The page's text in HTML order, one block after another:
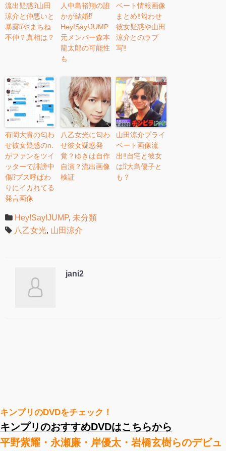
流出疑惑⁉︎山田
涼介と仲悪いと
暴露⁉︎やまちね
不仲？真相は？
人中島裕翔の誰
かが結婚⁉︎
Hey!Say!JUMP
元メンバー森本
龍太郎の可能性
も
ベート情報画像
まとめ‼︎匂わせ
彼女疑惑や山田
涼介とのラブ
写‼︎
有岡大貴の匂わ
せ彼女疑惑のn.
がファンをツイ
ッターで誹謗中
傷⁉︎ブス呼ばわ
りにイカれてる
発言画像
八乙女光に匂わ
せ彼女疑惑発
覚？ゆきは自作
自演？流出画像
検証
山田涼介プライ
ベート画像流
出‼︎自宅と彼女
は⁉︎大島優子と
も？
Hey!Say!JUMP, 未分類
八乙女光, 山田涼介
jani2
キンプリのDVDをチェック！
キンプリのおすすめDVDはこちらから
平野紫耀・永瀬廉・岸優太・岩橋玄樹らのデビュ